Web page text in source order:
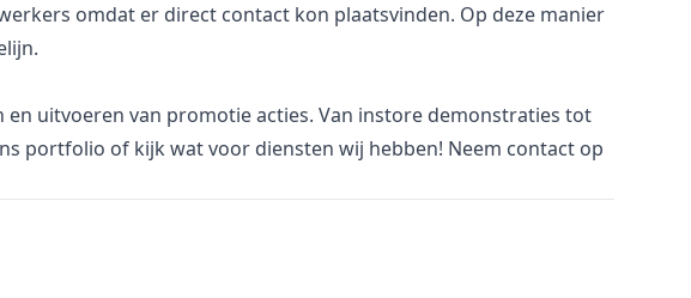
omdat er direct contact kon plaatsvinden. Op deze manier
uitvoeren van promotie acties. Van instore demonstraties tot
portfolio of kijk wat voor diensten wij hebben! Neem contact op